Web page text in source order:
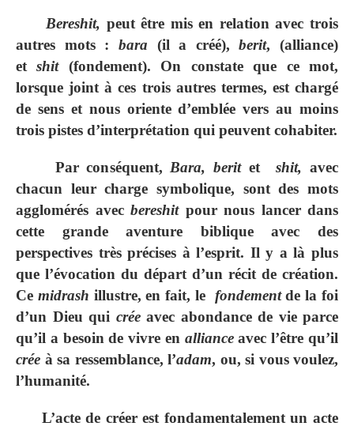
Bereshit, peut être mis en relation avec trois
autres mots : bara (il a créé),berit, (alliance)
etshit(fondement). On constate que ce mot,
lorsque joint à ces trois autres termes, est chargé
de sens et nous oriente d’emblée vers au moins
trois pistes d’interprétation qui peuvent cohabiter.
Par conséquent,Bara, beritetshit,avec
chacun leur charge symbolique, sont des mots
agglomérés avec bereshitpour nous lancer dans
cette grande aventure biblique avec des
perspectives très précises à l’esprit. Il y a là plus
que l’évocation du départ d’un récit de création.
Ce midrash illustre, en fait, le fondementde la foi
d’un Dieu qui créeavec abondance de vie parce
qu’il a besoin de vivre en allianceavec l’être qu’il
crée à sa ressemblance, l’adam, ou, si vous voulez,
l’humanité.
L’acte de créer est fondamentalement un acte